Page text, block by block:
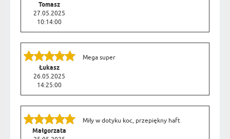
Tomasz
27.05.2025
10:14:00
Łukasz
26.05.2025
14:25:00
Mega super
Małgorzata
Miły w dotyku koc, przepiękny haft